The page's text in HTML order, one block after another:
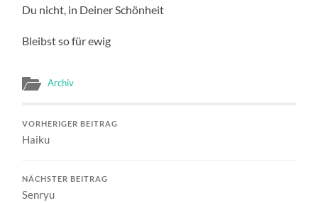
Du nicht, in Deiner Schönheit
Bleibst so für ewig
Archiv
VORHERIGER BEITRAG
Haiku
NÄCHSTER BEITRAG
Senryu